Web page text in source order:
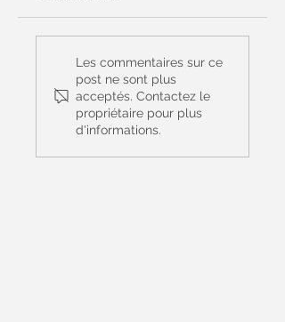
Prière Universelle
du 14 juin - 11ème
dimanche du
Temps Ordinaire -
(Matthieu 9, 36 – 10,
8)
Les commentaires sur ce
post ne sont plus
acceptés. Contactez le
propriétaire pour plus
d'informations.